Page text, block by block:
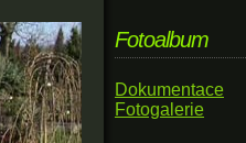
Fotoalbum
Dokumentace
Fotogalerie